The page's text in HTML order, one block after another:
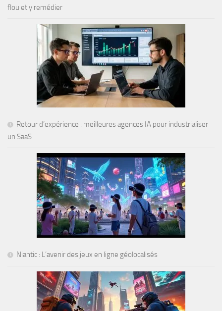
flou et y remédier
Retour d’expérience : meilleures agences IA pour industrialiser
un SaaS
Niantic : L’avenir des jeux en ligne géolocalisés